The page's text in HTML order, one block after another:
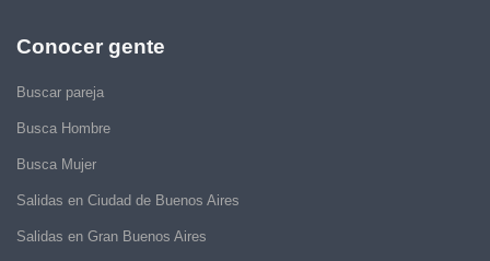
Conocer gente
Buscar pareja
Busca Hombre
Busca Mujer
Salidas en Ciudad de Buenos Aires
Salidas en Gran Buenos Aires